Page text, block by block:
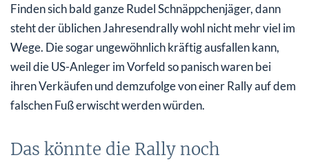
Finden sich bald ganze Rudel Schnäppchenjäger, dann
steht der üblichen Jahresendrally wohl nicht mehr viel im
Wege. Die sogar ungewöhnlich kräftig ausfallen kann,
weil die US-Anleger im Vorfeld so panisch waren bei
ihren Verkäufen und demzufolge von einer Rally auf dem
falschen Fuß erwischt werden würden.
Das könnte die Rally noch